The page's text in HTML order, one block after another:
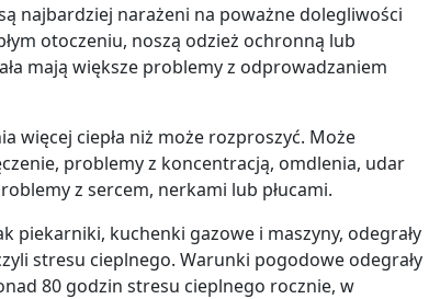
najbardziej narażeni na poważne dolegliwości
otoczeniu, noszą odzież ochronną lub
mają większe problemy z odprowadzaniem
więcej ciepła niż może rozproszyć. Może
problemy z koncentracją, omdlenia, udar
z sercem, nerkami lub płucami.
piekarniki, kuchenki gazowe i maszyny, odegrały
stresu cieplnego. Warunki pogodowe odegrały
80 godzin stresu cieplnego rocznie, w